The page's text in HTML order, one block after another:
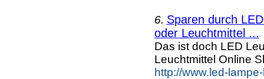
6. Sparen durch
oder Leuchtmittel ...
Das ist doch LED
Leuchtmittel Online
http://www.led-